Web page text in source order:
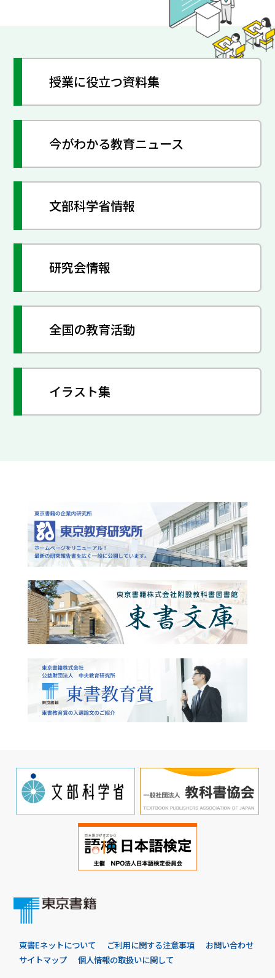
授業に役立つ資料集
今がわかる教育ニュース
文部科学省情報
研究会情報
全国の教育活動
イラスト集
東書Eネットについて ご利用に関する注意事項
お問い合わせ
サイトマップ
個人情報の取扱いに関して